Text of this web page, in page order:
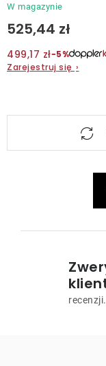
W magazynie
525,44 zł
499,17 zł−5%
Zarejestruj się ›
K
recenzji.